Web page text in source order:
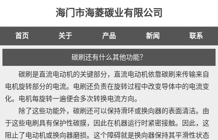
海门市海菱碳业有限公司
首页 关于 产品 新闻 联系
碳刷还有什么其他功能？
碳刷是直流电动机的关键部分，直流电动机依靠碳刷来传输来自
电机旋转部分的电流。电刷还负责在旋转过程中改变导体中的电流变
化。电机每旋转一遍便会多次转换电流方向。
除了这些功能外，碳刷还可以保持滑环或换向器的表面清洁。由
于这些电刷具有保护性碳膜，因此在机器运行时紧密接触。因此，这
阻止了电动机或换向器磨损。这个障碍就是换向器保持其平滑性状态